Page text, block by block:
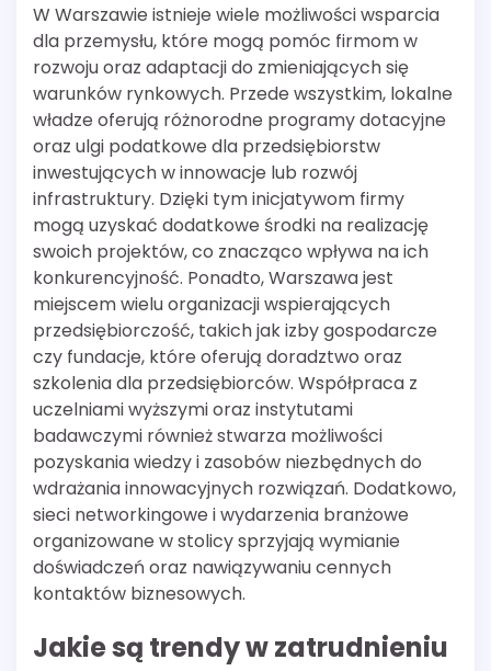
W Warszawie istnieje wiele możliwości wsparcia
dla przemysłu, które mogą pomóc firmom w
rozwoju oraz adaptacji do zmieniających się
warunków rynkowych. Przede wszystkim, lokalne
władze oferują różnorodne programy dotacyjne
oraz ulgi podatkowe dla przedsiębiorstw
inwestujących w innowacje lub rozwój
infrastruktury. Dzięki tym inicjatywom firmy
mogą uzyskać dodatkowe środki na realizację
swoich projektów, co znacząco wpływa na ich
konkurencyjność. Ponadto, Warszawa jest
miejscem wielu organizacji wspierających
przedsiębiorczość, takich jak izby gospodarcze
czy fundacje, które oferują doradztwo oraz
szkolenia dla przedsiębiorców. Współpraca z
uczelniami wyższymi oraz instytutami
badawczymi również stwarza możliwości
pozyskania wiedzy i zasobów niezbędnych do
wdrażania innowacyjnych rozwiązań. Dodatkowo,
sieci networkingowe i wydarzenia branżowe
organizowane w stolicy sprzyjają wymianie
doświadczeń oraz nawiązywaniu cennych
kontaktów biznesowych.
Jakie są trendy w zatrudnieniu